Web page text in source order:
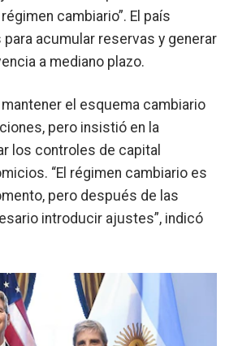
cambiario”. El país
acumular reservas y generar
a mediano plazo.
el esquema cambiario
pero insistió en la
los controles de capital
“El régimen cambiario es
pero después de las
introducir ajustes”, indicó